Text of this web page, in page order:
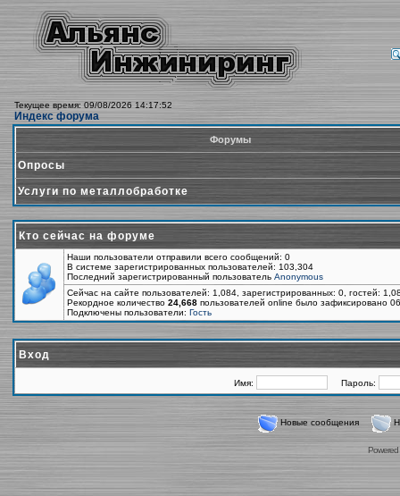
Текущее время: 09/08/2026 14:17:52
Индекс форума
Форумы
Опросы
Услуги по металлобработке
Кто сейчас на форуме
Наши пользователи отправили всего сообщений: 0
В системе зарегистрированных пользователей: 103,304
Последний зарегистрированный пользователь Anonymous
Сейчас на сайте пользователей: 1,084, зарегистрированных: 0, гостей:
Рекордное количество 24,668 пользователей online было зафиксировано
Подключены пользователи: Гость
Вход
Имя: Пароль:
Новые сообщения